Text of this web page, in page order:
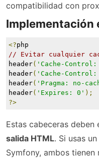
compatibilidad con
Implementación
<?php
// Evitar cualquier
header( 'Cache-
header( 'Cache-
header( 'Pragma: no-
header( 'Expires: 0' );
?>
Estas cabeceras deben
salida HTML. Si usas
Symfony, ambos